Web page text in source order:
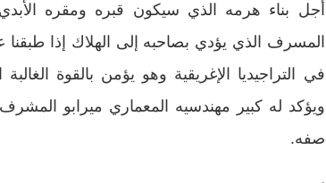
أجل بناء هرمه الذي سيكون قبره ومقره
المسرف الذي يؤدي بصاحبه إلى الهلاك إذا
في التراجيديا الإغريقية وهو يؤمن بالقوة
ويؤكد له كبير مهندسيه المعماري ميرابو
صفه.